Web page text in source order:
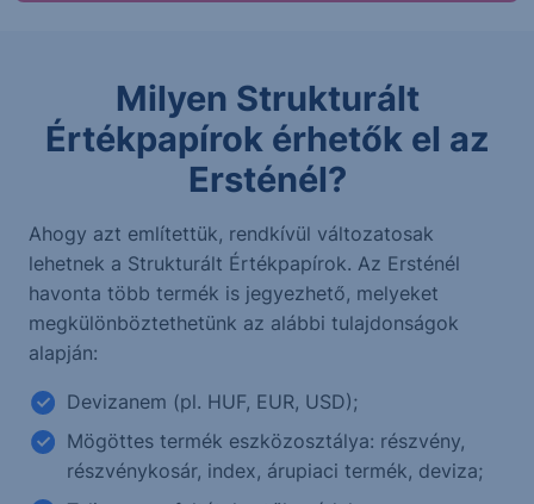
Milyen Strukturált
Értékpapírok érhetők el az
Ersténél?
Ahogy azt említettük, rendkívül változatosak
lehetnek a Strukturált Értékpapírok. Az Ersténél
havonta több termék is jegyezhető, melyeket
megkülönböztethetünk az alábbi tulajdonságok
alapján:
Devizanem (pl. HUF, EUR, USD);
Mögöttes termék eszközosztálya: részvény,
részvénykosár, index, árupiaci termék, deviza;